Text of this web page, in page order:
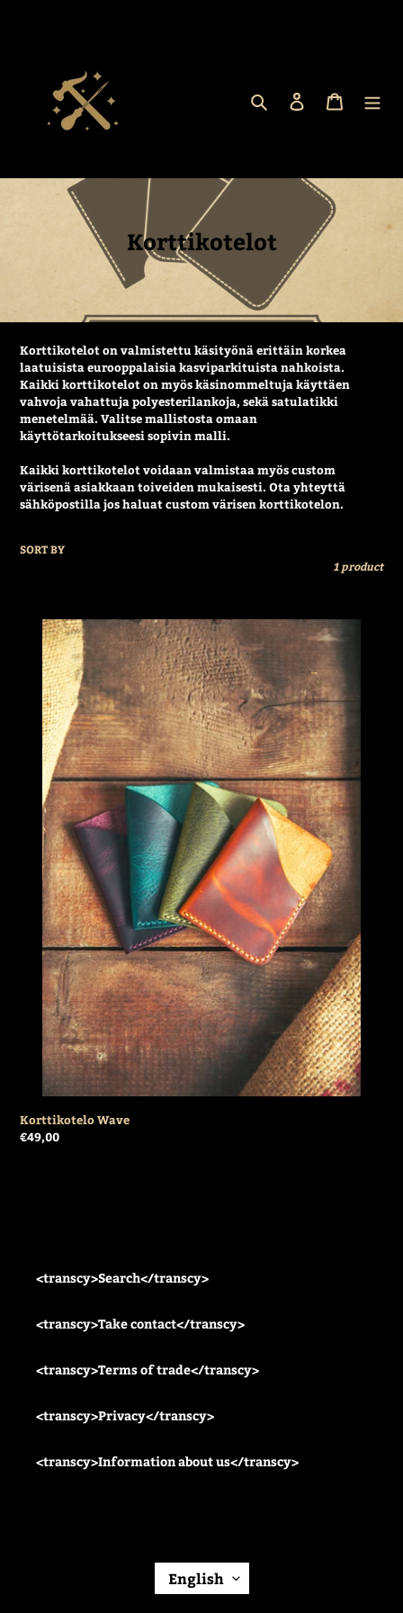
Search Log in Cart
C
l
l
e
c
t
i
n
:
Korttikotelot
Korttikotelot on valmistettu käsityönä erittäin korkea
laatuisista eurooppalaisia kasviparkituista nahkoista.
Kaikki korttikotelot on myös käsinommeltuja käyttäen
vahvoja vahattuja polyesterilankoja, sekä satulatikki
menetelmää. Valitse mallistosta omaan
käyttötarkoitukseesi sopivin malli.
Kaikki korttikotelot voidaan valmistaa myös custom
värisenä asiakkaan toiveiden mukaisesti. Ota yhteyttä
sähköpostilla jos haluat custom värisen korttikotelon.
SORT BY
1 product
Korttikotelo
Wave
Korttikotelo Wave
Regular
€49,00
<transcy>Search</transcy>
<transcy>Take contact</transcy>
<transcy>Terms of trade</transcy>
<transcy>Privacy</transcy>
<transcy>Information about us</transcy>
L
N
English